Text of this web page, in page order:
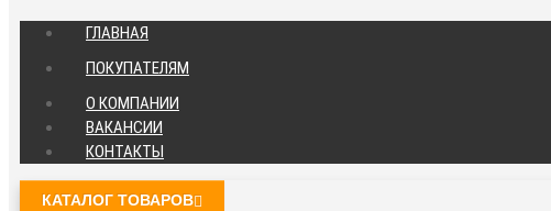
ГЛАВНАЯ
ПОКУПАТЕЛЯМ
О КОМПАНИИ
ВАКАНСИИ
КОНТАКТЫ
КАТАЛОГ ТОВАРОВ